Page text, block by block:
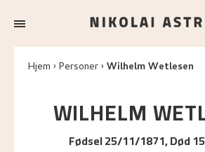
Hjem Personer Wilhelm Wetlesen
WILHELM
Fødsel 25/11/1871, Død